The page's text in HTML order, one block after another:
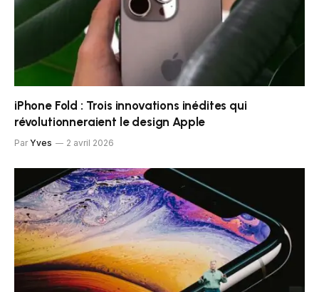
iPhone Fold : Trois innovations inédites qui
révolutionneraient le design Apple
Par Yves 2 avril 2026